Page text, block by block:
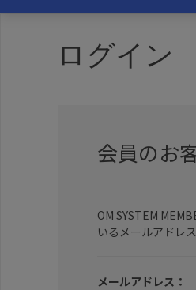
ログイン
会員のお
OM SYSTEM
いるメールアドレ
メールアドレス：